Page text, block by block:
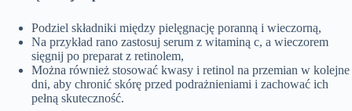
Podziel składniki między pielęgnację poranną i wieczorną,
Na przykład rano zastosuj serum z witaminą c, a wieczorem
sięgnij po preparat z retinolem,
Można również stosować kwasy i retinol na przemian w kolejne
dni, aby chronić skórę przed podrażnieniami i zachować ich
pełną skuteczność.